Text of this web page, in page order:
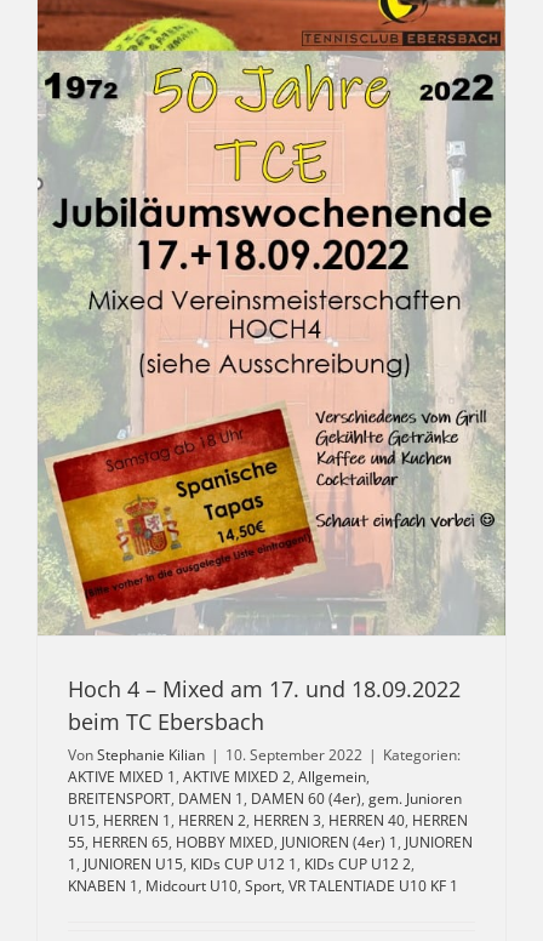
Hoch 4 – Mixed am 17. und 18.09.2022
beim TC Ebersbach
VonStephanie Kilian | 10. September 2022 | Kategorien:
AKTIVE MIXED 1, AKTIVE MIXED 2, Allgemein,
BREITENSPORT, DAMEN 1, DAMEN 60 (4er), gem. Junioren
U15, HERREN 1, HERREN 2, HERREN 3, HERREN 40, HERREN
55, HERREN 65, HOBBY MIXED, JUNIOREN (4er) 1, JUNIOREN
1, JUNIOREN U15, KIDs CUP U12 1, KIDs CUP U12 2,
KNABEN 1, Midcourt U10, Sport, VR TALENTIADE U10 KF 1